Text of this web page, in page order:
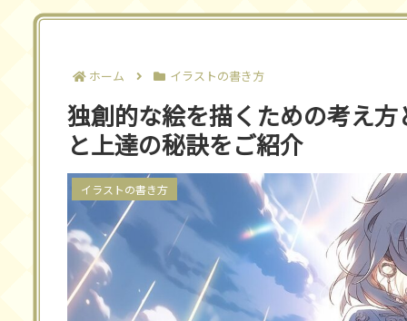
ホーム イラストの書き方
独創的な絵を描くための考え
と上達の秘訣をご紹介
イラストの書き方